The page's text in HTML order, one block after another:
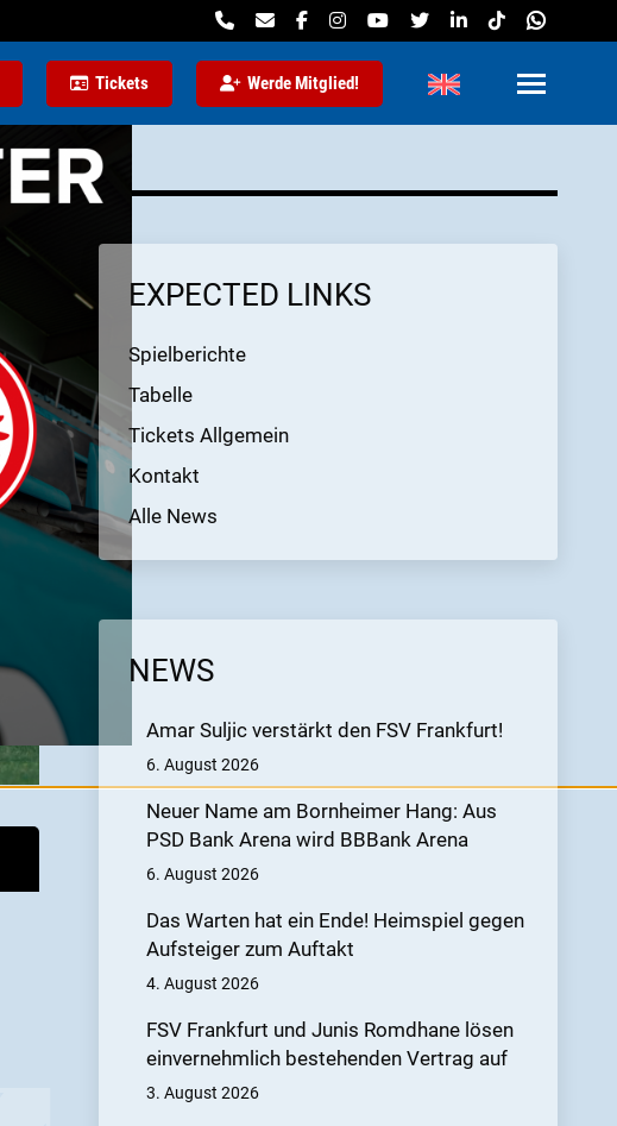
Tickets Werde Mitglied!
EXPECTED LINKS
Spielberichte
Tabelle
Tickets Allgemein
Kontakt
Alle News
NEWS
Amar Suljic verstärkt den FSV Frankfurt!
6. August 2026
Neuer Name am Bornheimer Hang: Aus
PSD Bank Arena wird BBBank Arena
6. August 2026
Das Warten hat ein Ende! Heimspiel gegen
Aufsteiger zum Auftakt
4. August 2026
FSV Frankfurt und Junis Romdhane lösen
einvernehmlich bestehenden Vertrag auf
3. August 2026